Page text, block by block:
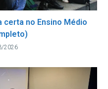
certa no Ensino Médio
2026